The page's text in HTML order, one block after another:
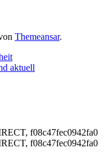
Themeansar.
aktuell
f08c47fec0942fa0
f08c47fec0942fa0